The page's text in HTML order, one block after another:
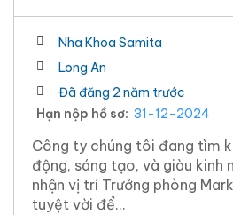
Nha Khoa Samita
Long An
Đã đăng 2 năm trước
Hạn nộp hồ sơ: 31-12-2024
Công ty chúng tôi đang tìm
động, sáng tạo, và giàu kinh
nhận vị trí Trưởng phòng
tuyệt vời để...